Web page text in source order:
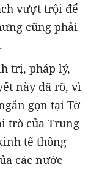
vượt trội để
cũng phải
trị, pháp lý,
này đã rõ, vì
gọn tại Tờ
trò của Trung
tế thông
các nước